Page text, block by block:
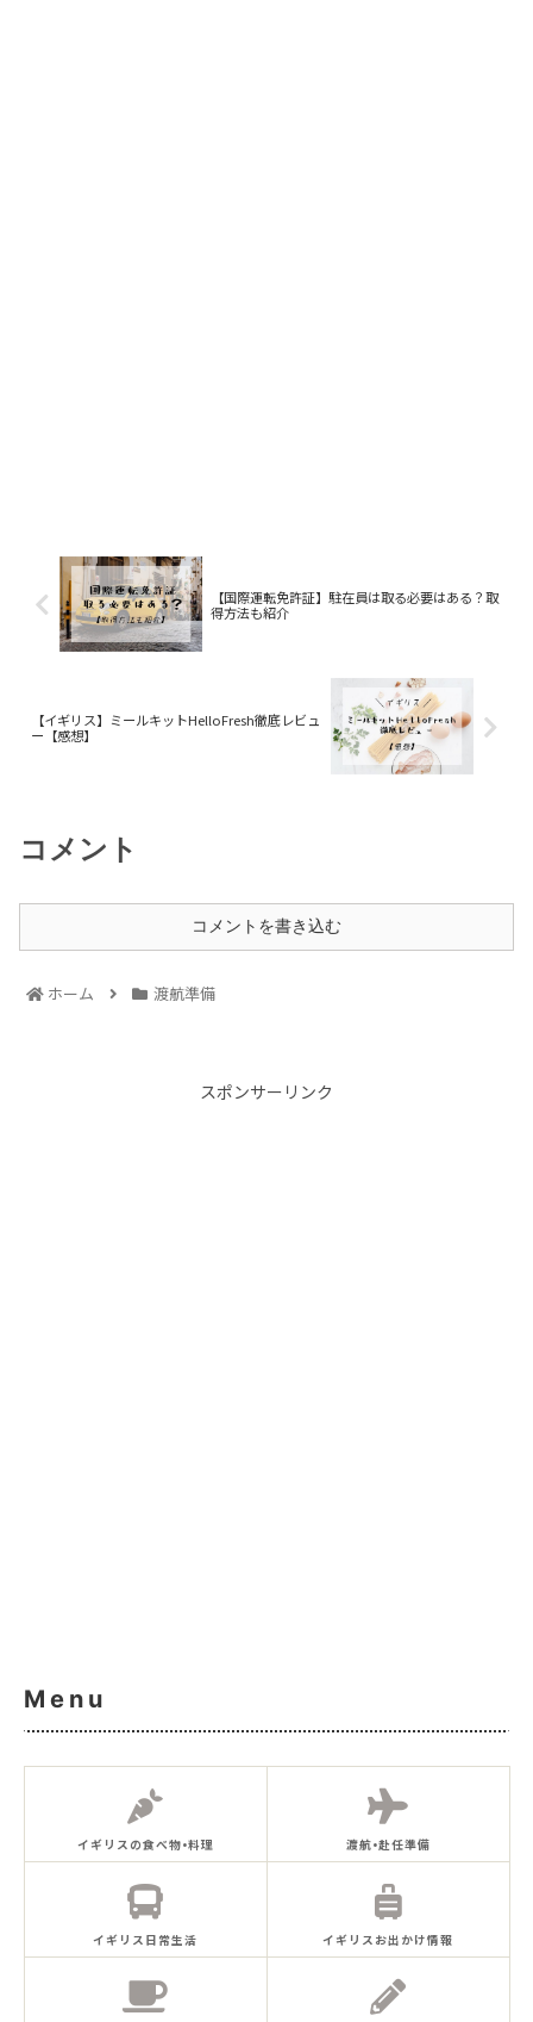
【国際運転免許証】駐在員は取る必要はある？取
得方法も紹介
【イギリス】ミールキットHelloFresh徹底レビュ
ー【感想】
コメント
コメントを書き込む
ホーム 渡航準備
スポンサーリンク
Menu
イギリスの食べ物•料理 渡航•赴任準備
イギリス日常生活 イギリスお出かけ情報